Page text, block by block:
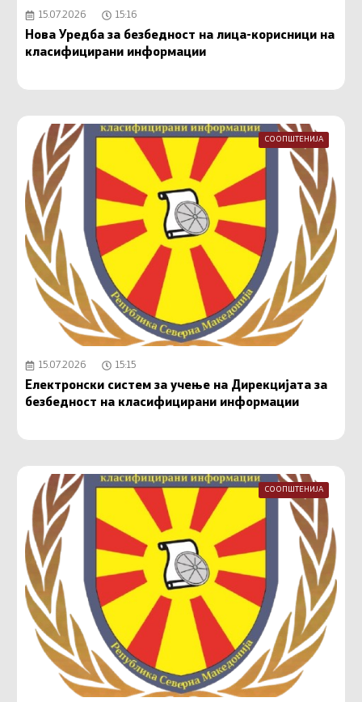
15.07.2026 15:16
Нова Уредба за безбедност на лица-корисници на
класифицирани информации
СООПШТЕНИЈА
15.07.2026 15:15
Електронски систем за учење на Дирекцијата за
безбедност на класифицирани информации
СООПШТЕНИЈА